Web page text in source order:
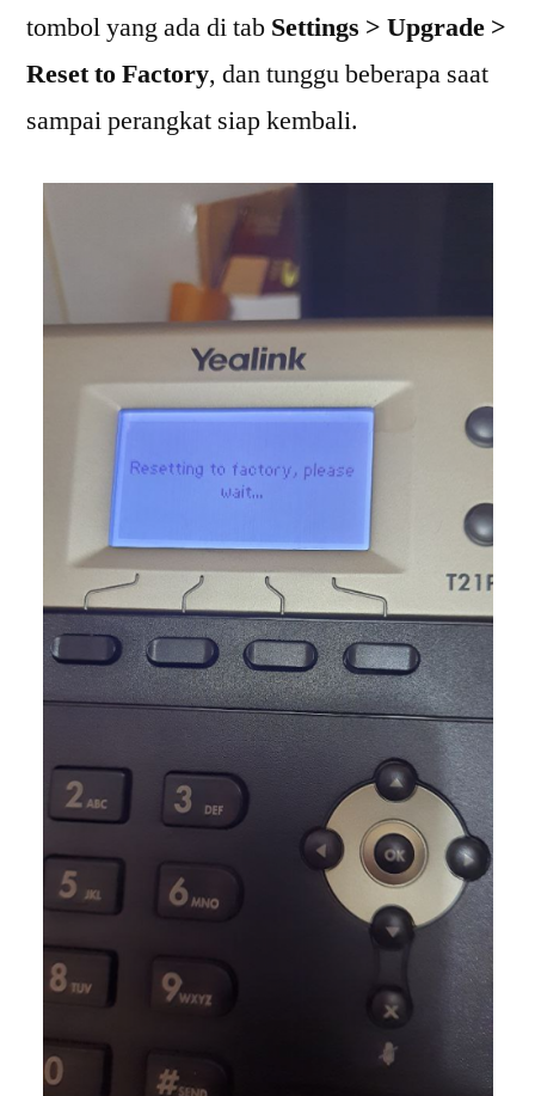
tombol yang ada di tab Settings > Upgrade >
Reset to Factory, dan tunggu beberapa saat
sampai perangkat siap kembali.